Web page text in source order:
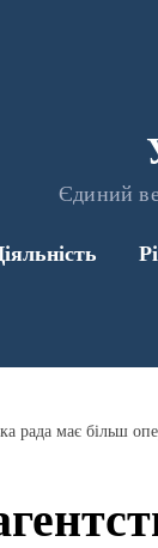
Єдиний
рада має більш